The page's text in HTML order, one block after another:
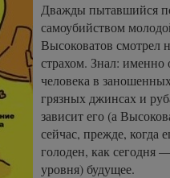
Дважды пытавшийся
самоубийством
Высоковатов смотрел
страхом. Знал: именно
человека в
грязных джинсах и
зависит его (а
сейчас, прежде, когда
голоден, как сегодня
уровня) будущее.